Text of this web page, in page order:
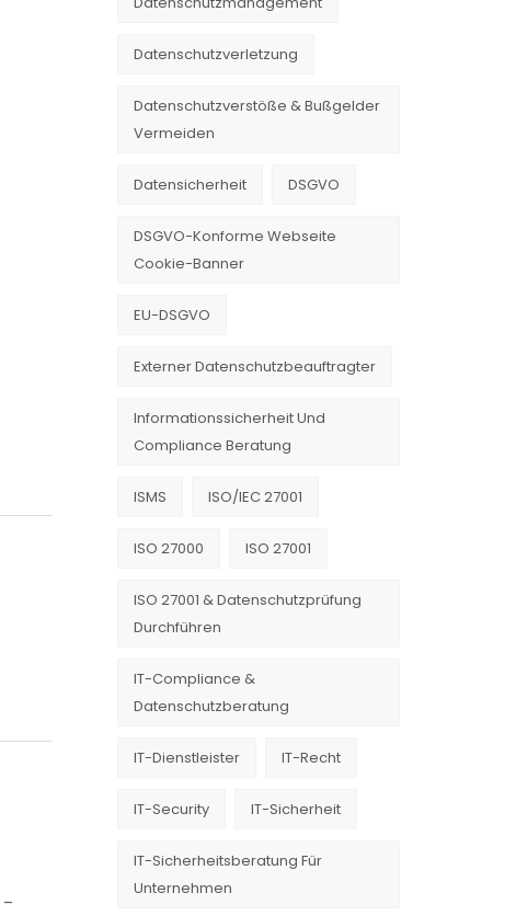
–
Datenschutzverletzung
Datenschutzverstöße & Bußgelder
Vermeiden
Datensicherheit DSGVO
DSGVO-Konforme Webseite
Cookie-Banner
EU-DSGVO
Externer Datenschutzbeauftragter
Informationssicherheit Und
Compliance Beratung
ISMS ISO/IEC 27001
ISO 27000 ISO 27001
ISO 27001 & Datenschutzprüfung
Durchführen
IT-Compliance &
Datenschutzberatung
IT-Dienstleister IT-Recht
IT-Security IT-Sicherheit
IT-Sicherheitsberatung Für
Unternehmen